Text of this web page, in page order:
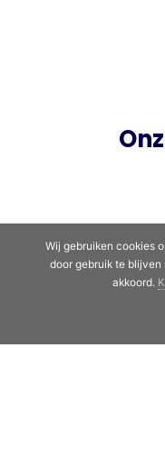
Wij gebruiken cookies
door gebruik te
akkoord.